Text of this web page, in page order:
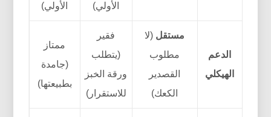
الأولي)
الأولي)
الدعم
الهيكلي
مستقل (لا
مطلوب
القصدير
الكعك)
فقير
(يتطلب
ورقة الخبز
للاستقرار)
ممتاز
(جامدة
بطبيعتها)